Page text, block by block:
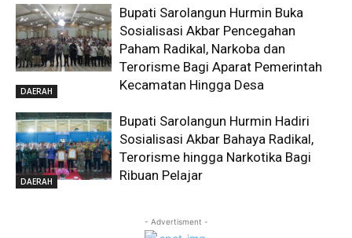
DAERAH
Bupati Sarolangun Hurmin Buka
Sosialisasi Akbar Pencegahan
Paham Radikal, Narkoba dan
Terorisme Bagi Aparat Pemerintah
Kecamatan Hingga Desa
DAERAH
Bupati Sarolangun Hurmin Hadiri
Sosialisasi Akbar Bahaya Radikal,
Terorisme hingga Narkotika Bagi
Ribuan Pelajar
- Advertisment -